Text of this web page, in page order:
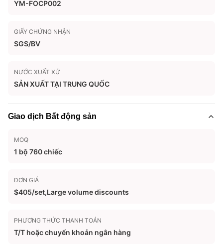
YM-FOCP002
GIẤY CHỨNG NHẬN
SGS/BV
NƯỚC XUẤT XỨ
SẢN XUẤT TẠI TRUNG QUỐC
Giao dịch Bất động sản
MOQ
1 bộ 760 chiếc
ĐƠN GIÁ
$405/set,Large volume discounts
PHƯƠNG THỨC THANH TOÁN
T/T hoặc chuyển khoản ngân hàng